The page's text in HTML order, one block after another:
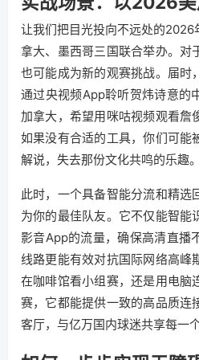
让我们把目光投向不远处的2026
拿大、墨西哥三国联合举办。对
也可能成为新的观赛挑战。届时
通过央视频App聆听贺炜诗意的
加拿大，希望用咪咕视频观看詹
如果没有合适的工具，你们可能
解说，失去那份文化共鸣的乐趣。
此时，一个具备智能分流和精选
为你的最佳队友。它不仅能智能
影音App的流量，确保高清直播
线路更能有效对抗国际网络高峰
在咖啡馆看小组赛，还是用电脑
赛，它都能提供一致的高品质连
客厅，与亿万国内球迷共享每一